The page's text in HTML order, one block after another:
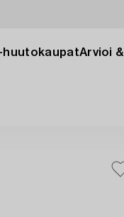
huutokaupatArvioi